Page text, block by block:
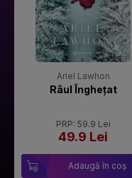
Ariel Lawhon
Râul Înghețat
PRP: 59.9 Lei
49.9 Lei
Adaugă în coș